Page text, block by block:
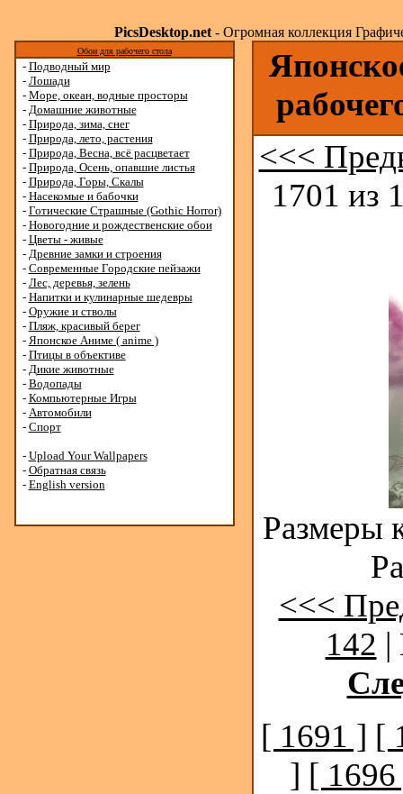
PicsDesktop.net- Огромная коллекция
Обои для рабочего стола
- Подводный мир
- Лошади
- Море, океан, водные просторы
- Домашние животные
- Природа, зима, снег
- Природа, лето, растения
- Природа, Весна, всё расцветает
- Природа, Осень, опавшие листья
- Природа, Горы, Скалы
- Насекомые и бабочки
- Готические Страшные (Gothic Horror)
- Новогодние и рождественские обои
- Цветы - живые
- Древние замки и строения
- Современные Городские пейзажи
- Лес, деревья, зелень
- Напитки и кулинарные шедевры
- Оружие и стволы
- Пляж, красивый берег
- Японское Аниме ( anime )
- Птицы в объективе
- Дикие животные
- Водопады
- Компьютерные Игры
- Автомобили
- Спорт
- Upload Your Wallpapers
- Обратная связь
- English version
<<<
1701 из
Размеры
<<<
142 |
[ 1691 ] [
] [